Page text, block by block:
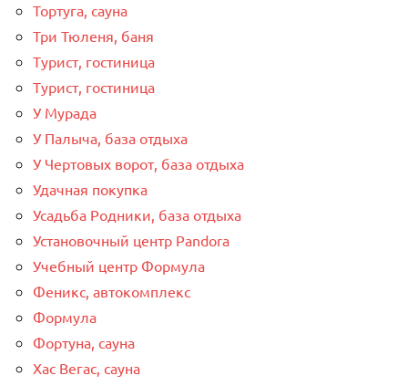
Тортуга, сауна
Три Тюленя, баня
Турист, гостиница
Турист, гостиница
У Мурада
У Палыча, база отдыха
У Чертовых ворот, база отдыха
Удачная покупка
Усадьба Родники, база отдыха
Установочный центр Pandora
Учебный центр Формула
Феникс, автокомплекс
Формула
Фортуна, сауна
Хас Вегас, сауна